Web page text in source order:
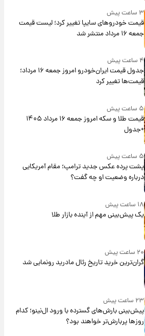
۳ ساعت پیش
قیمت خودروهای سایپا تغییر کرد؛ لیست قیمت
جمعه ۱۶ مرداد منتشر شد
۴ ساعت پیش
جدول قیمت ایران‌خودرو امروز جمعه ۱۶ مرداد؛
قیمت‌ها تغییر کرد
۵ ساعت پیش
قیمت طلا و سکه امروز جمعه ۱۶ مرداد ۱۴۰۵
+جدول
۵ ساعت پیش
پشت پرده عکس جدید ترامپ؛ مقام آمریکایی
درباره وضعیت او چه گفت؟
۱۸ ساعت پیش
یک پیش‌بینی مهم از آینده بازار طلا
۲۰ ساعت پیش
گران‌ترین خرید تاریخ رئال مادرید رونمایی شد
۲۳ ساعت پیش
پیش‌بینی بارش‌های گسترده با ورود ال‌نینو؛ کدام
روزها پربارش‌تر خواهند بود؟